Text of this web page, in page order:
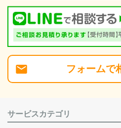
フォームで
サービスカテゴリ